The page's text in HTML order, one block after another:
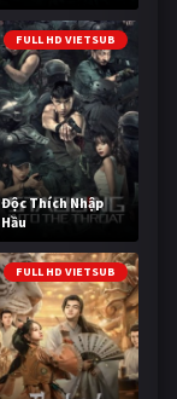
FULL HD VIETSUB
Độc Thích Nhập
Hầu
FULL HD VIETSUB